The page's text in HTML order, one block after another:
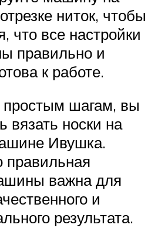
ниток, чтобы
что все настройки
правильно и
к работе.
шагам, вы
вязать носки на
Ивушка.
правильная
важна для
и
результата.